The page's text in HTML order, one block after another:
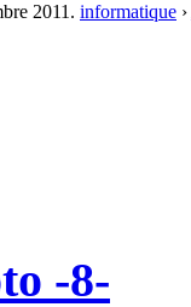
2011 . informatique ›
-8-